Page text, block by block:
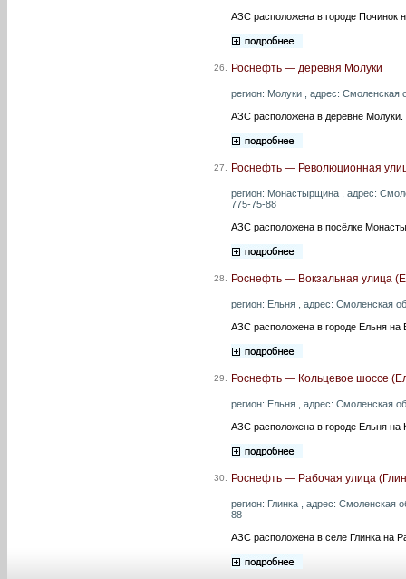
АЗС расположена в городе Починок
26. Роснефть — деревня Молуки
регион: Молуки , адрес: Смоленская
АЗС расположена в деревне Молуки.
27. Роснефть — Революционная
регион: Монастырщина , адрес:
775-75-88
АЗС расположена в посёлке
28. Роснефть — Вокзальная улица
регион: Ельня , адрес: Смоленская
АЗС расположена в городе Ельня на
29. Роснефть — Кольцевое шоссе
регион: Ельня , адрес: Смоленская
АЗС расположена в городе Ельня на
30. Роснефть — Рабочая улица
регион: Глинка , адрес: Смоленская
88
АЗС расположена в селе Глинка на